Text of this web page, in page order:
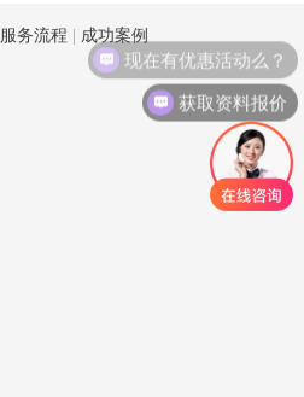
服务流程 成功案例
获取资料报价
现在有优惠活动么？